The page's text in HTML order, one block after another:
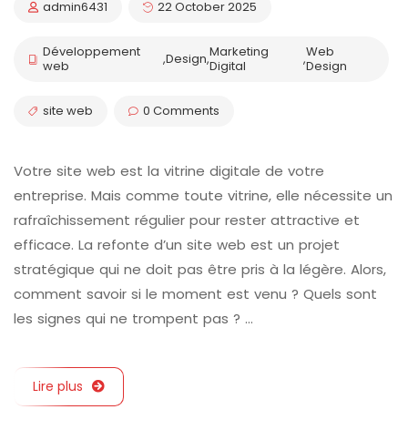
admin6431 22 October 2025
Développement
web
,Design,Marketing
Digital
,Web
Design
site web 0 Comments
Votre site web est la vitrine digitale de votre
entreprise. Mais comme toute vitrine, elle nécessite un
rafraîchissement régulier pour rester attractive et
efficace. La refonte d’un site web est un projet
stratégique qui ne doit pas être pris à la légère. Alors,
comment savoir si le moment est venu ? Quels sont
les signes qui ne trompent pas ? …
Lire plus